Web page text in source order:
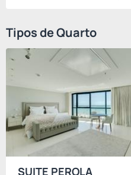
Tipos de Quarto
SUITE PEROLA